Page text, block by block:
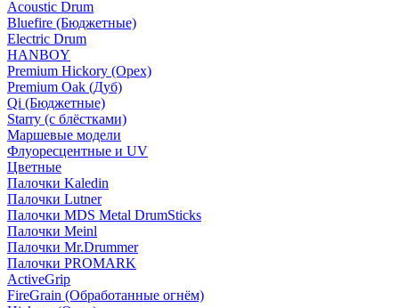
Acoustic Drum
Bluefire (Бюджетные)
Electric Drum
HANBOY
Premium Hickory (Орех)
Premium Oak (Дуб)
Qi (Бюджетные)
Starry (с блёстками)
Маршевые модели
Флуоресцентные и UV
Цветные
Палочки Kaledin
Палочки Lutner
Палочки MDS Metal DrumSticks
Палочки Meinl
Палочки Mr.Drummer
Палочки PROMARK
ActiveGrip
FireGrain (Обработанные огнём)